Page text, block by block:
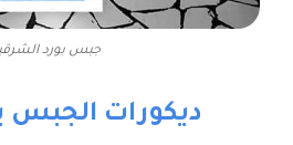
جبس بورد
ديكورات الجبس